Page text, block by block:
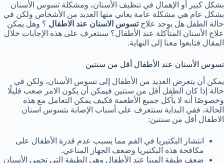
بشكل كبير أو الإهمال في تنظيف الأسنان، ومشكلة تسوس الأسنان
بشكل عام هي مشكلة عامة يعاني منها العديد من الأشخاص ولكن في
حالة الطفل هل يوجد علاجتسوس الاسنان عند الاطفال ؟ وهل يمكن
علاج الأسنان المتآكلة عند الأطفال؟ سنتعرف على هذه الإجابات خلال
المقال فتابعوا معنا إلى النهاية.
تسوس الأسنان عند الأطفال أقل من سنتين
يمكن أن يتعرض العديد من الأطفال إلى تسوس الأسنان، ولكن في
حالة إذا كان الطفل أقل من سنتين فيمكن أن يكون الامر صعب قليلًا
وخصوصًا أنه لا يأكل جميع الأطعمة فكيف يمكن التعامل مع هذه
الحالة، ففي البداية سنتعرف على أسباب الإصابة بتسوس اسنان
الاطفال أقل من سنتين:
انتشار البكتيريا في الفم مما يسبب عدم قدرة الأطفال على
مكافحة هذه البكتيريا وضعف الجهاز المناعي.
ضعف طبقة المينا عند الأطفال وهي الطبقة التي تحمي الأسنان